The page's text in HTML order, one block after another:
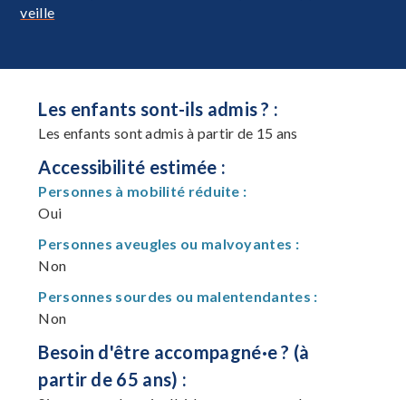
veille
Les enfants sont-ils admis ? :
Les enfants sont admis à partir de 15 ans
Accessibilité estimée :
Personnes à mobilité réduite :
Oui
Personnes aveugles ou malvoyantes :
Non
Personnes sourdes ou malentendantes :
Non
Besoin d'être accompagné·e ? (à
partir de 65 ans) :